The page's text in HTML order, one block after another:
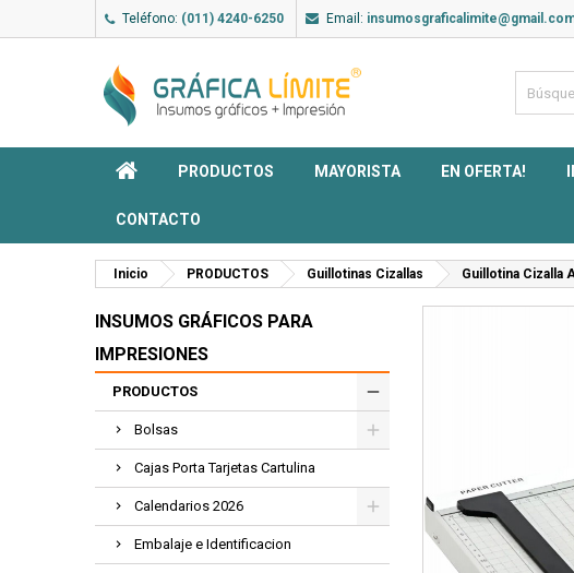
Teléfono: (011) 4240-6250 Email:
PRODUCTOS MAYORISTA EN OFERTA!
CONTACTO
Inicio PRODUCTOS Guillotinas Cizallas Guillotina Cizalla
INSUMOS GRÁFICOS PARA
IMPRESIONES
PRODUCTOS
Bolsas
Cajas Porta Tarjetas Cartulina
Calendarios 2026
Embalaje e Identificacion